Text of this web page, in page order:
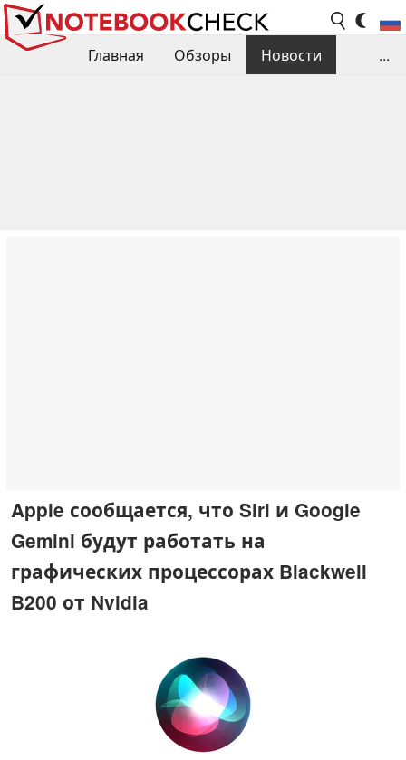
Главная Обзоры
Новости
...
Apple сообщается, что Siri и Google
Gemini будут работать на
графических процессорах Blackwell
B200 от Nvidia